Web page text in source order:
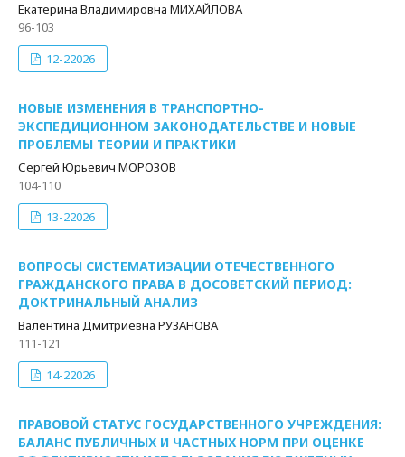
Екатерина Владимировна МИХАЙЛОВА
96-103
12-22026
НОВЫЕ ИЗМЕНЕНИЯ В ТРАНСПОРТНО-
ЭКСПЕДИЦИОННОМ ЗАКОНОДАТЕЛЬСТВЕ И НОВЫЕ
ПРОБЛЕМЫ ТЕОРИИ И ПРАКТИКИ
Сергей Юрьевич МОРОЗОВ
104-110
13-22026
ВОПРОСЫ СИСТЕМАТИЗАЦИИ ОТЕЧЕСТВЕННОГО
ГРАЖДАНСКОГО ПРАВА В ДОСОВЕТСКИЙ ПЕРИОД:
ДОКТРИНАЛЬНЫЙ АНАЛИЗ
Валентина Дмитриевна РУЗАНОВА
111-121
14-22026
ПРАВОВОЙ СТАТУС ГОСУДАРСТВЕННОГО УЧРЕЖДЕНИЯ:
БАЛАНС ПУБЛИЧНЫХ И ЧАСТНЫХ НОРМ ПРИ ОЦЕНКЕ